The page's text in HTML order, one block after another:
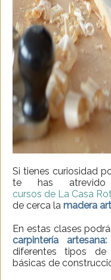
Si tienes curiosidad
te has
cursos de La Casa
de cerca la madera
En estas clases
carpintería artesana:
diferentes tipos de
básicas de